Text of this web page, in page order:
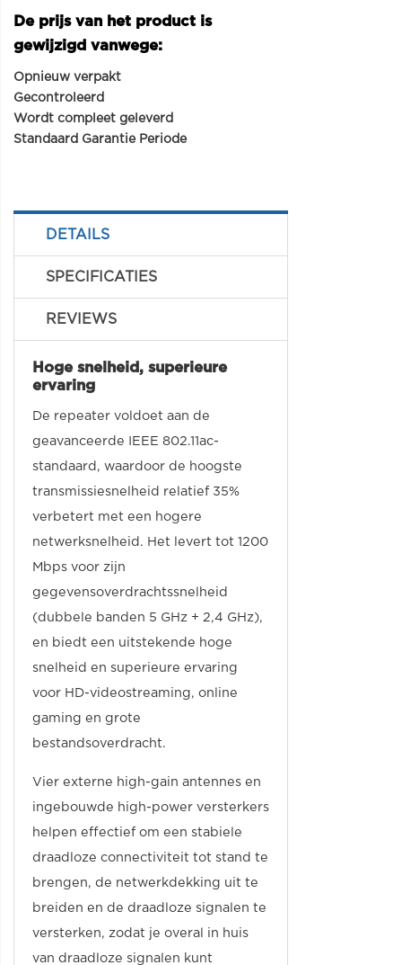
De prijs van het product is
gewijzigd vanwege:
Opnieuw verpakt
Gecontroleerd
Wordt compleet geleverd
Standaard Garantie Periode
DETAILS
SPECIFICATIES
REVIEWS
Hoge snelheid, superieure
ervaring
De repeater voldoet aan de
geavanceerde IEEE 802.11ac-
standaard, waardoor de hoogste
transmissiesnelheid relatief 35%
verbetert met een hogere
netwerksnelheid. Het levert tot 1200
Mbps voor zijn
gegevensoverdrachtssnelheid
(dubbele banden 5 GHz + 2,4 GHz),
en biedt een uitstekende hoge
snelheid en superieure ervaring
voor HD-videostreaming, online
gaming en grote
bestandsoverdracht.
Vier externe high-gain antennes en
ingebouwde high-power versterkers
helpen effectief om een stabiele
draadloze connectiviteit tot stand te
brengen, de netwerkdekking uit te
breiden en de draadloze signalen te
versterken, zodat je overal in huis
van draadloze signalen kunt